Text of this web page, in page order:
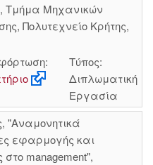
Τμήμα Μηχανικών
Πολυτεχνείο Κρήτης,
Τύπος:
Διπλωματική
Εργασία
"Αναμονητικά
εφαρμογής και
στο management",